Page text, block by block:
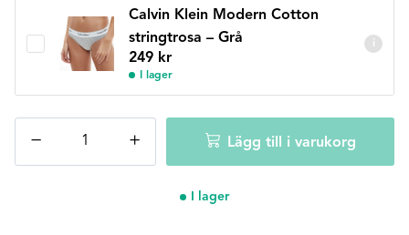
Calvin Klein Modern Cotton
stringtrosa – Grå
249 kr
I lager
i
−
Modern
+ Lägg till i varukorg
I lager